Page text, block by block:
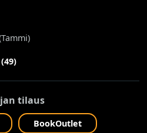
Tammi)
tilaus
BookOutlet